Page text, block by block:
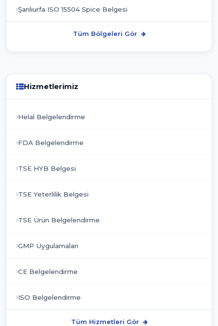
Şanlıurfa ISO 15504 Spice Belgesi
Tüm Bölgeleri Gör
Hizmetlerimiz
Helal Belgelendirme
FDA Belgelendirme
TSE HYB Belgesi
TSE Yeterlilik Belgesi
TSE Ürün Belgelendirme
GMP Uygulamaları
CE Belgelendirme
ISO Belgelendirme
Tüm Hizmetleri Gör